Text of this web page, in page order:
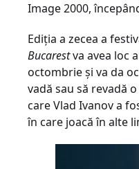
Image 2000,
Ediția a zecea a
Bucarestva avea loc
octombrie și va da
vadă sau să revadă
care Vlad Ivanov a
în care joacă în alte